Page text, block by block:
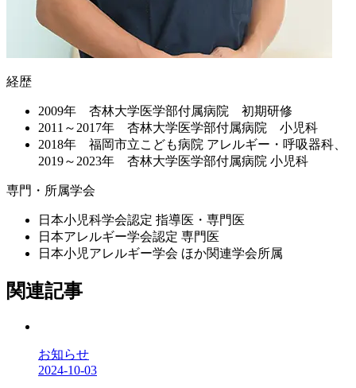
経歴
2009年 杏林大学医学部付属病院 初期研修
2011～2017年 杏林大学医学部付属病院 小児科
2018年 福岡市立こども病院 アレルギー・呼吸器科、
2019～2023年 杏林大学医学部付属病院 小児科
専門・所属学会
日本小児科学会認定 指導医・専門医
日本アレルギー学会認定 専門医
日本小児アレルギー学会 ほか関連学会所属
関連記事
お知らせ
2024-10-03